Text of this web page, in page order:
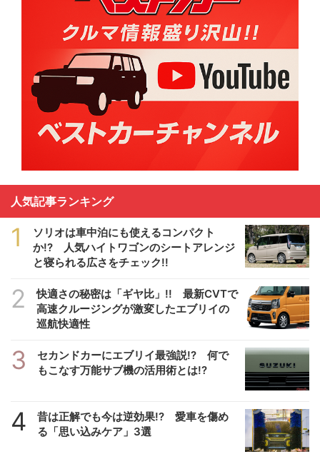
人気記事ランキング
1
ソリオは車中泊にも使えるコンパクト
か!? 人気ハイトワゴンのシートアレンジ
と寝られる広さをチェック!!
2
快適さの秘密は「ギヤ比」!! 最新CVTで
高速クルージングが激変したエブリイの
巡航快適性
3
セカンドカーにエブリイ最強説!? 何で
もこなす万能サブ機の活用術とは!?
4
昔は正解でも今は逆効果!? 愛車を傷め
る「思い込みケア」3選